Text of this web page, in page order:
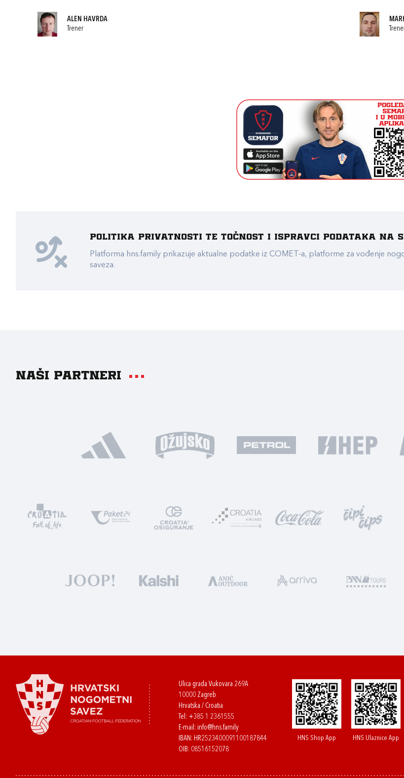
ALEN HAVRDA
Trener
Politika privatnosti te točnost i ispravci podataka na
Platforma hns.family prikazuje aktualne podatke iz COMET-a, platforme za vođenje
saveza.
Naši partneri
Ulica grada Vukovara 269A
10000 Zagreb
Hrvatska / Croatia
Tel: +385 1 2361555
E-mail: info@hns.family
IBAN: HR2523400091100187844
OIB: 08516152078
HNS Shop App HNS Ulaznice App